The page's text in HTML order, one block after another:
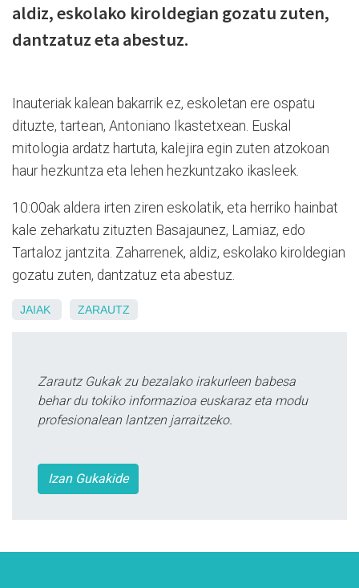
aldiz, eskolako kiroldegian gozatu zuten,
dantzatuz eta abestuz.
Inauteriak kalean bakarrik ez, eskoletan ere ospatu
dituzte, tartean, Antoniano Ikastetxean. Euskal
mitologia ardatz hartuta, kalejira egin zuten atzokoan
haur hezkuntza eta lehen hezkuntzako ikasleek.
10:00ak aldera irten ziren eskolatik, eta herriko hainbat
kale zeharkatu zituzten Basajaunez, Lamiaz, edo
Tartaloz jantzita. Zaharrenek, aldiz, eskolako kiroldegian
gozatu zuten, dantzatuz eta abestuz.
JAIAK ZARAUTZ
Zarautz Gukak zu bezalako irakurleen babesa
behar du tokiko informazioa euskaraz eta modu
profesionalean lantzen jarraitzeko.
Izan Gukakide